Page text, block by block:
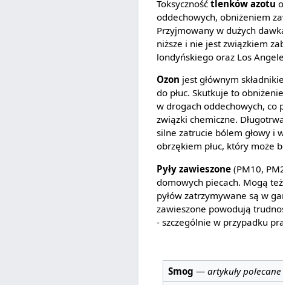
Toksycznośćtlenków azotu
oddechowych, obniżeniem
Przyjmowany w dużych
niższe i nie jest związkiem
londyńskiego oraz Los
Ozon jest głównym
do płuc. Skutkuje to
w drogach oddechowych, co
związki chemiczne.
silne zatrucie bólem głowy i
obrzękiem płuc, który może
Pyły zawieszone (PM10,
domowych piecach. Mogą
pyłów zatrzymywane są w
zawieszone powodują
- szczególnie w przypadku
Smog — artykuły polecane